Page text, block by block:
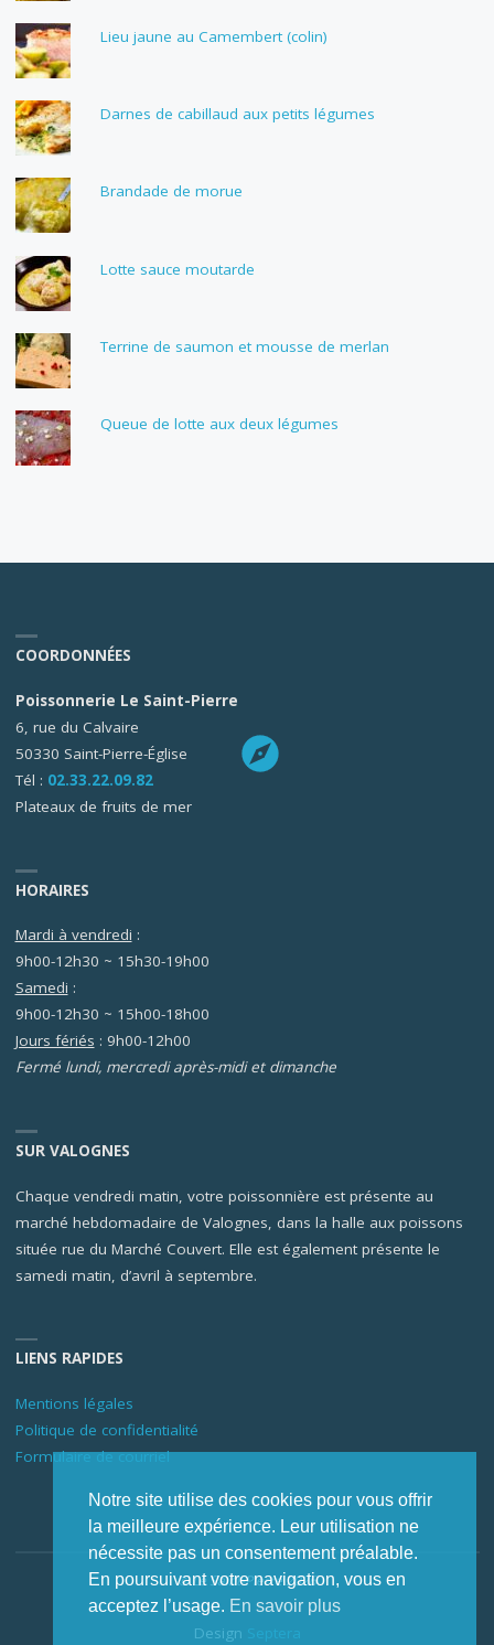
Lieu jaune au Camembert (colin)
Darnes de cabillaud aux petits légumes
Brandade de morue
Lotte sauce moutarde
Terrine de saumon et mousse de merlan
Queue de lotte aux deux légumes
COORDONNÉES
Poissonnerie Le Saint-Pierre
6, rue du Calvaire
50330 Saint-Pierre-Église
Tél : 02.33.22.09.82
Plateaux de fruits de mer
HORAIRES
Mardi à vendredi :
9h00-12h30 ~ 15h30-19h00
Samedi :
9h00-12h30 ~ 15h00-18h00
Jours fériés : 9h00-12h00
Fermé lundi, mercredi après-midi et dimanche
SUR VALOGNES
Chaque vendredi matin, votre poissonnière est présente au
marché hebdomadaire de Valognes, dans la halle aux poissons
située rue du Marché Couvert. Elle est également présente le
samedi matin, d’avril à septembre.
LIENS RAPIDES
Mentions légales
Politique de confidentialité
Formulaire de courriel
© Le Saint-Pierre 2026
Design Septera
Notre site utilise des cookies pour vous offrir
la meilleure expérience. Leur utilisation ne
nécessite pas un consentement préalable.
En poursuivant votre navigation, vous en
acceptez l’usage. En savoir plus